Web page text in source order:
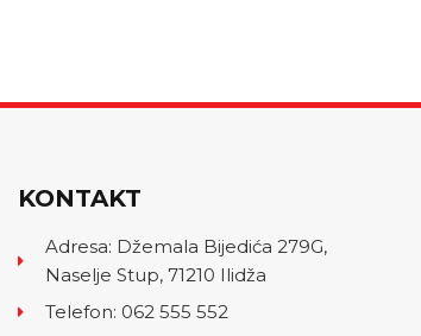
KONTAKT
Adresa: Džemala Bijedića 279G,
Naselje Stup, 71210 Ilidža
Telefon: 062 555 552